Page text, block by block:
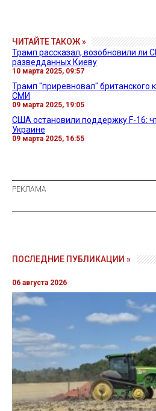
ЧИТАЙТЕ ТАКОЖ »
Трамп рассказал, возобновили ли
разведданных Киеву
10 марта 2025, 09:57
Трамп "приревновал" британского
СМИ
09 марта 2025, 19:05
США остановили поддержку F-16:
Украине
09 марта 2025, 16:55
ПОСЛЕДНИЕ ПУБЛИКАЦИИ »
06 августа 2026